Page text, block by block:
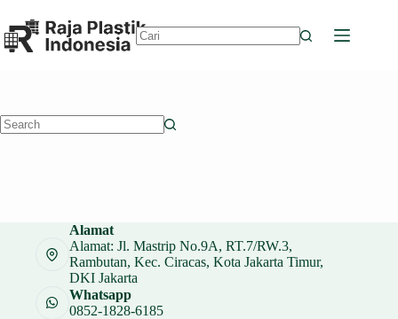
to
content
Alamat
Alamat: Jl. Mastrip No.9A, RT.7/RW.3,
Rambutan, Kec. Ciracas, Kota Jakarta Timur,
DKI Jakarta
Whatsapp
0852-1828-6185